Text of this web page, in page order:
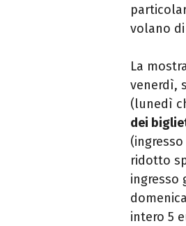
volano
La
venerdì,
(lunedì
dei
ridotto
ingresso
intero 5